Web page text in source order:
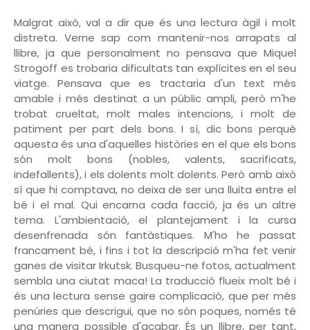
Malgrat això, val a dir que és una lectura àgil i molt
distreta. Verne sap com mantenir-nos arrapats al
llibre, ja que personalment no pensava que Miquel
Strogoff es trobaria dificultats tan explícites en el seu
viatge. Pensava que es tractaria d'un text més
amable i més destinat a un públic ampli, però m'he
trobat crueltat, molt males intencions, i molt de
patiment per part dels bons. I sí, dic bons perquè
aquesta és una d'aquelles històries en el que els bons
són molt bons (nobles, valents, sacrificats,
indefallents), i els dolents molt dolents. Però amb això
sí que hi comptava, no deixa de ser una lluita entre el
bé i el mal. Qui encarna cada facció, ja és un altre
tema. L'ambientació, el plantejament i la cursa
desenfrenada són fantàstiques. M'ho he passat
francament bé, i fins i tot la descripció m'ha fet venir
ganes de visitar Irkutsk. Busqueu-ne fotos, actualment
sembla una ciutat maca! La traducció flueix molt bé i
és una lectura sense gaire complicació, que per més
penúries que descrigui, que no són poques, només té
una manera possible d'acabar. És un llibre, per tant,